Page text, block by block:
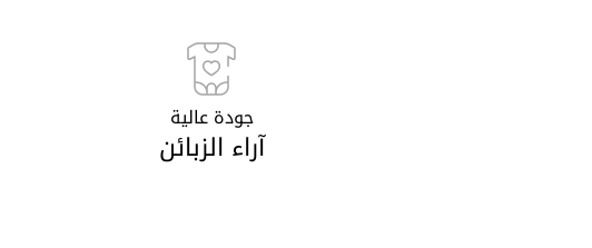
جودة عالية
آراء الزبائن